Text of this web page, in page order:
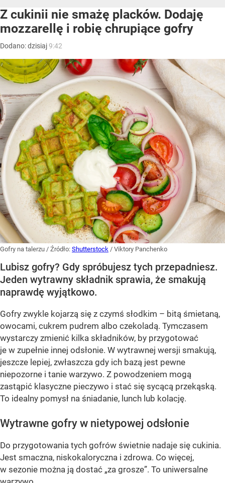
Z cukinii nie smażę placków. Dodaję
mozzarellę i robię chrupiące gofry
Dodano:dzisiaj9:42
Gofry na talerzu / Źródło: Shutterstock / Viktory Panchenko
Lubisz gofry? Gdy spróbujesz tych przepadniesz.
Jeden wytrawny składnik sprawia, że smakują
naprawdę wyjątkowo.
Gofry zwykle kojarzą się z czymś słodkim – bitą śmietaną,
owocami, cukrem pudrem albo czekoladą. Tymczasem
wystarczy zmienić kilka składników, by przygotować
je w zupełnie innej odsłonie. W wytrawnej wersji smakują,
jeszcze lepiej, zwłaszcza gdy ich bazą jest pewne
niepozorne i tanie warzywo. Z powodzeniem mogą
zastąpić klasyczne pieczywo i stać się sycącą przekąską.
To idealny pomysł na śniadanie, lunch lub kolację.
Wytrawne gofry w nietypowej odsłonie
Do przygotowania tych gofrów świetnie nadaje się cukinia.
Jest smaczna, niskokaloryczna i zdrowa. Co więcej,
w sezonie można ją dostać „za grosze”. To uniwersalne